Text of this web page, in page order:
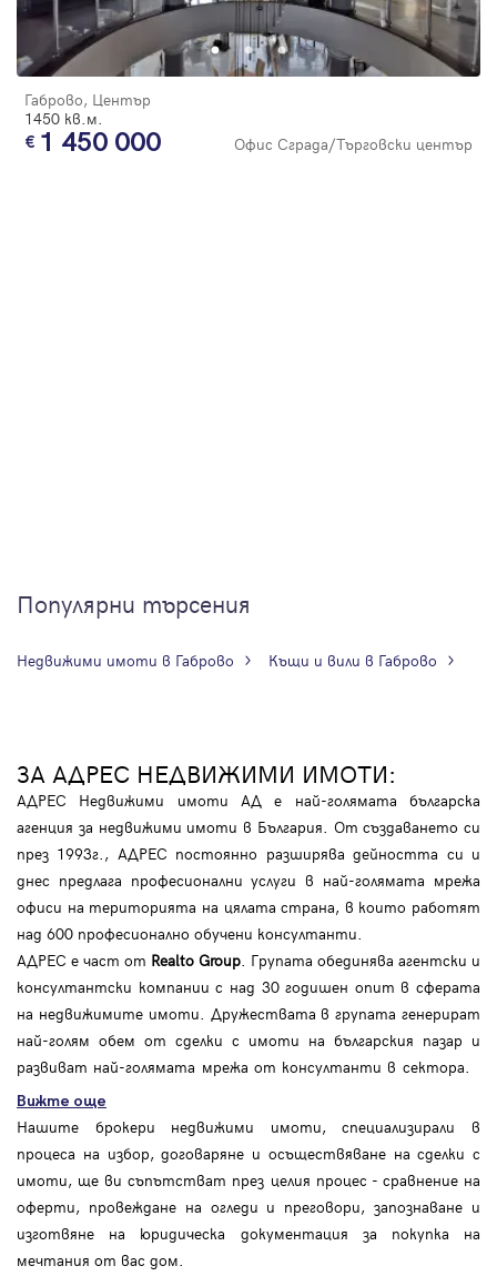
цена
Габрово, Център
1450 кв.м.
1 450 000 Офис Сграда/Търговски център
Популярни търсения
Недвижими имоти в Габрово Къщи и вили в Габрово
ЗА АДРЕС НЕДВИЖИМИ ИМОТИ:
АДРЕС Недвижими имоти АД е най-голямата българска
агенция за недвижими имоти в България. От създаването си
през 1993г., АДРЕС постоянно разширява дейността си и
днес предлага професионални услуги в най-голямата мрежа
офиси на територията на цялата страна, в които работят
над 600 професионално обучени консултанти.
АДРЕС е част от Realto Group. Групата обединява агентски и
консултантски компании с над 30 годишен опит в сферата
на недвижимите имоти. Дружествата в групата генерират
най-голям обем от сделки с имоти на българския пазар и
развиват най-голямата мрежа от консултанти в сектора.
Вижте още
Нашите брокери недвижими имоти, специализирали в
процеса на избор, договаряне и осъществяване на сделки с
имоти, ще ви съпътстват през целия процес - сравнение на
оферти, провеждане на огледи и преговори, запознаване и
изготвяне на юридическа документация за покупка на
мечтания от вас дом.
Парола
Вход с имейл